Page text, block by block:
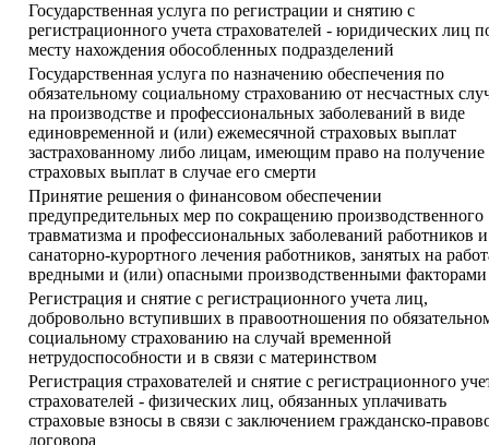
Государственная услуга по регистрации и снятию с
регистрационного учета страхователей - юридических лиц
месту нахождения обособленных подразделений
Государственная услуга по назначению обеспечения по
обязательному социальному страхованию от несчастных
на производстве и профессиональных заболеваний в виде
единовременной и (или) ежемесячной страховых выплат
застрахованному либо лицам, имеющим право на получение
страховых выплат в случае его смерти
Принятие решения о финансовом обеспечении
предупредительных мер по сокращению производственного
травматизма и профессиональных заболеваний работников и
санаторно-курортного лечения работников, занятых на
вредными и (или) опасными производственными факторами
Регистрация и снятие с регистрационного учета лиц,
добровольно вступивших в правоотношения по
социальному страхованию на случай временной
нетрудоспособности и в связи с материнством
Регистрация страхователей и снятие с регистрационного
страхователей - физических лиц, обязанных уплачивать
страховые взносы в связи с заключением гражданско-
договора